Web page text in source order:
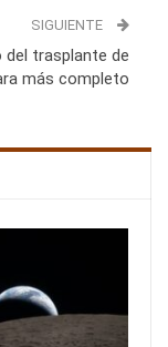
SIGUIENTE
del trasplante de
más completo